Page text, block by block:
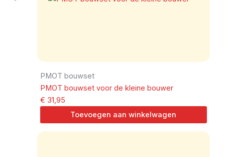
PMOT bouwset
PMOT bouwset voor de kleine bouwer
€ 31,95
Toevoegen aan winkelwagen